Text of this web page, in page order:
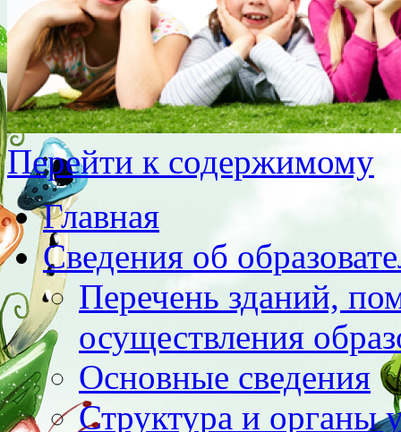
Перейти к содержимому
Главная
Сведения об
Перечень зданий,
осуществления
Основные сведения
Структура и органы